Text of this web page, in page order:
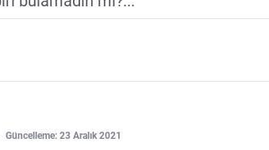
Güncelleme: 23 Aralık 2021